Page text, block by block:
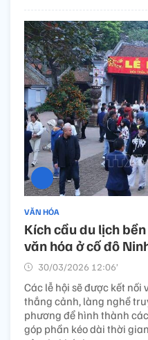
VĂN HÓA
Kích cầu du lịch
văn hóa ở cố đô
30/03/2026 12:06’
Các lễ hội sẽ được kết nối
thắng cảnh, làng nghề
phương để hình thành
góp phần kéo dài thời